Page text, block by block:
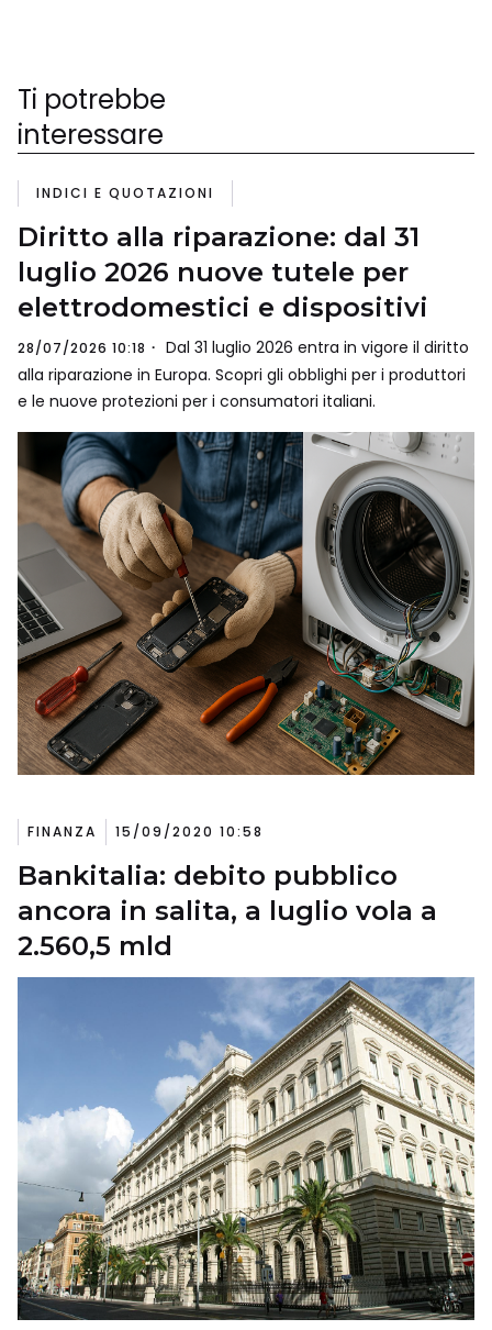
Ti potrebbe
interessare
INDICI E QUOTAZIONI
Diritto alla riparazione: dal 31
luglio 2026 nuove tutele per
elettrodomestici e dispositivi
28/07/2026 10:18
Dal 31 luglio 2026 entra in vigore il diritto
alla riparazione in Europa. Scopri gli obblighi per i produttori
e le nuove protezioni per i consumatori italiani.
FINANZA 15/09/2020 10:58
Bankitalia: debito pubblico
ancora in salita, a luglio vola a
2.560,5 mld